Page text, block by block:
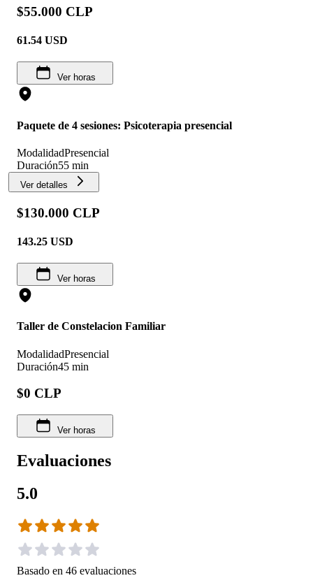
$55.000 CLP
61.54 USD
Ver horas
Paquete de 4 sesiones: Psicoterapia presencial
ModalidadPresencial
Duración55 min
Ver detalles
$130.000 CLP
143.25 USD
Ver horas
Taller de Constelacion Familiar
ModalidadPresencial
Duración45 min
$0 CLP
Ver horas
Evaluaciones
5.0
Basado en 46 evaluaciones